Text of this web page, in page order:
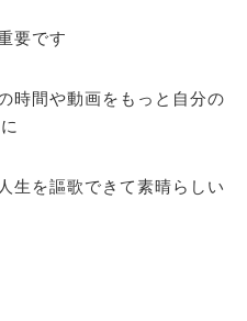
要です
間や動画をもっと自分の
を謳歌できて素晴らしい